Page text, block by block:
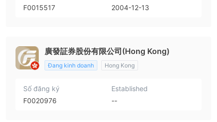
F0015517
2004-12-13
廣發証券股份有限公司(Hong Kong)
Đang kinh doanh Hong Kong
Số đăng ký
F0020976
Established
--